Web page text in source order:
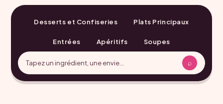
Desserts et Confiseries Plats Principaux
Entrées Apéritifs Soupes
⌕